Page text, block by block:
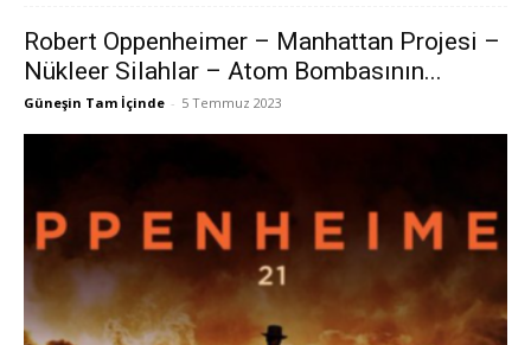
Robert Oppenheimer – Manhattan Projesi –
Nükleer Silahlar – Atom Bombasının...
Güneşin Tam İçinde - 5 Temmuz 2023